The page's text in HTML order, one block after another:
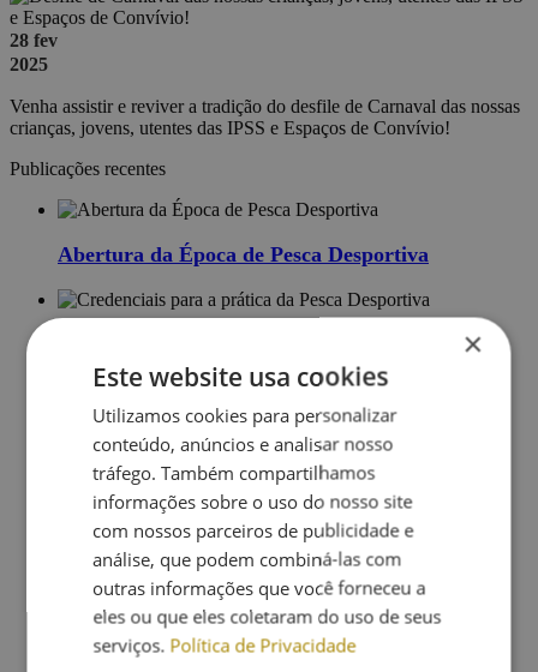
28 fev
2025
Venha assistir e reviver a tradição do desfile de Carnaval das nossas
crianças, jovens, utentes das IPSS e Espaços de Convívio!
Publicações recentes
Abertura da Época de Pesca Desportiva
Credenciais para a prática da Pesca Desportiva
Viagem à Feira Nacional de Agricultura,
Santarém
Concerto com a Orquestra Juvenil
Encontro com Pedro Chagas Freitas
×
Este website usa cookies
Utilizamos cookies para personalizar
conteúdo, anúncios e analisar nosso
tráfego. Também compartilhamos
informações sobre o uso do nosso site
com nossos parceiros de publicidade e
análise, que podem combiná-las com
outras informações que você forneceu a
eles ou que eles coletaram do uso de seus
serviços. Política de Privacidade